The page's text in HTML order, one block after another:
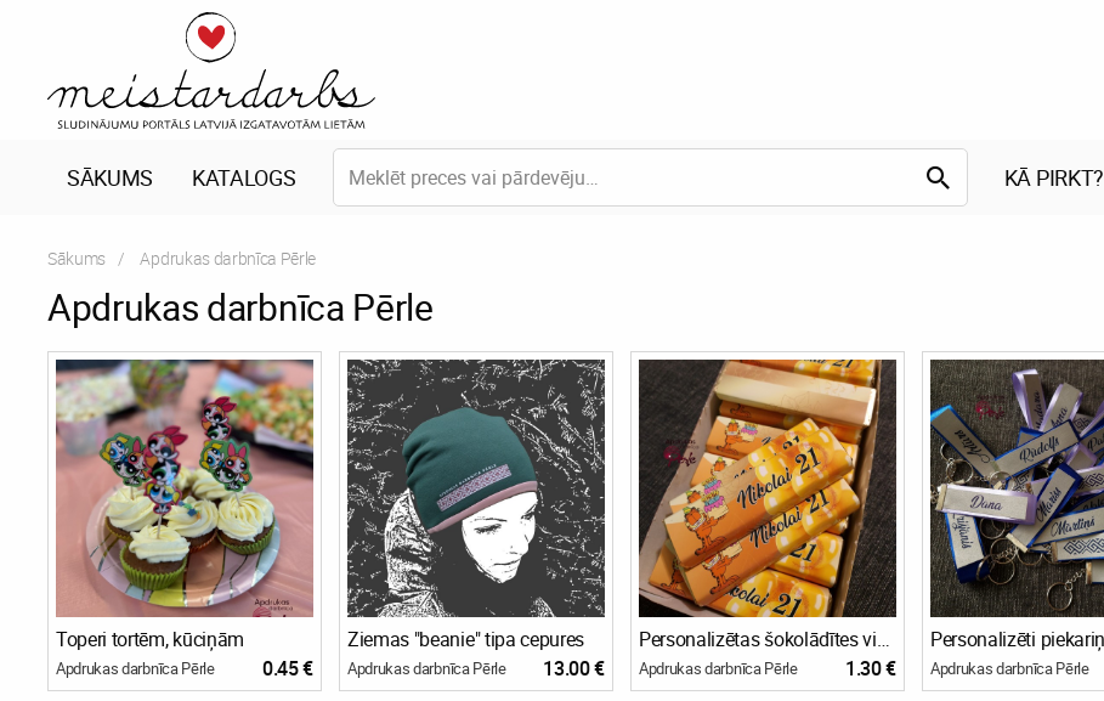
SĀKUMS KATALOGS KĀ PIRKT?
Sākums Current:
Apdrukas darbnīca Pērle
Apdrukas darbnīca Pērle
Toperi tortēm, kūciņām
Apdrukas darbnīca Pērle 0.45 €
Ziemas "beanie" tipa cepures
Apdrukas darbnīca Pērle 13.00 €
Personalizētas šokolādītes viesiem
Apdrukas darbnīca Pērle 1.30 € Apdrukas darbnīca Pērle